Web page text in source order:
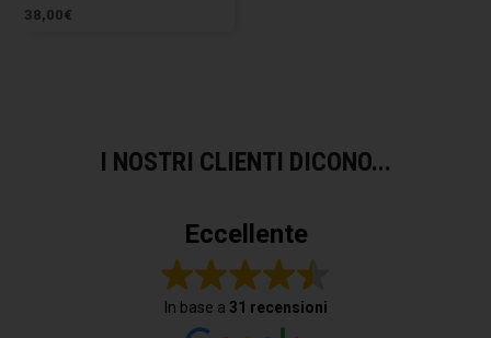
38,00€
I NOSTRI CLIENTI DICONO...
Eccellente
In base a 31 recensioni